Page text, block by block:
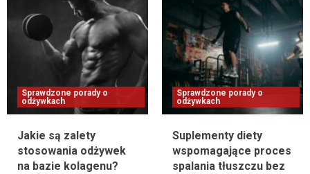
Sprawdzone porady o odżywkach
Jakie odżywki pomogą w poprawie
elastyczności mięśni?
7
Sprawdzone porady o odżywkach
po treningu siłowym?
Sprawdzone porady o
odżywkach
Jakie są zalety
stosowania odżywek
na bazie kolagenu?
Sprawdzone porady o
odżywkach
Suplementy diety
wspomagające proces
spalania tłuszczu bez